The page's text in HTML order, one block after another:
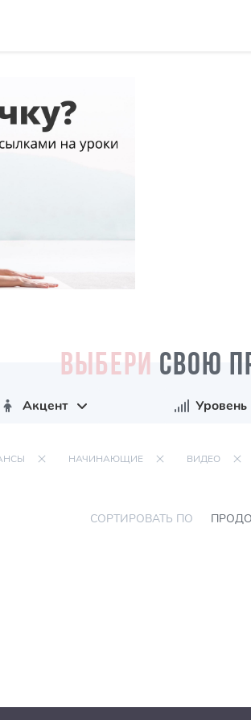
ВЫБЕРИ СВОЮ
Акцент Уровень
НАЧИНАЮЩИЕ ВИДЕО
СОРТИРОВАТЬ ПО